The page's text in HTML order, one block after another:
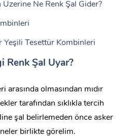
Ne Renk Şal Gider?
Yeşili Tesettür Kombinleri
Renk Şal Uyar?
olmasından mıdır
tarafından sıklıkla tercih
şal belirlemeden önce asker
birlikte görelim.